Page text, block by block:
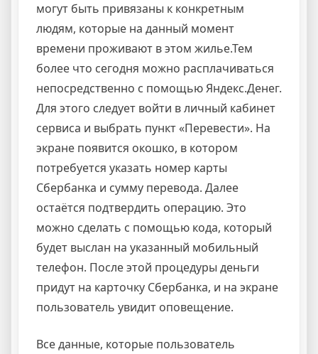
могут быть привязаны к конкретным
людям, которые на данный момент
времени проживают в этом жилье.Тем
более что сегодня можно расплачиваться
непосредственно с помощью Яндекс.Денег.
Для этого следует войти в личный кабинет
сервиса и выбрать пункт «Перевести». На
экране появится окошко, в котором
потребуется указать номер карты
Сбербанка и сумму перевода. Далее
остаётся подтвердить операцию. Это
можно сделать с помощью кода, который
будет выслан на указанный мобильный
телефон. После этой процедуры деньги
придут на карточку Сбербанка, и на экране
пользователь увидит оповещение.
Все данные, которые пользователь